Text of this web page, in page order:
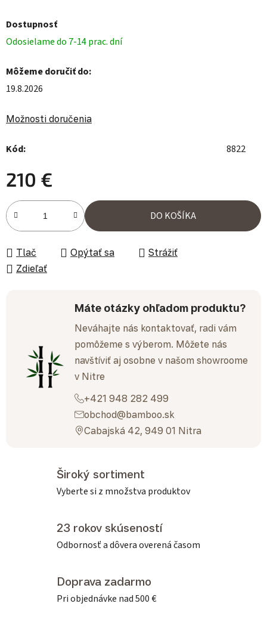
Dostupnosť
Odosielame do 7-14 prac. dní
Môžeme doručiť do:
19.8.2026
Možnosti doručenia
Kód: 8822
210 €
Jednotková cena:
DO KOŠÍKA
Tlač Opýtať sa
Strážiť
Zdieľať
Máte otázky ohľadom produktu?
Neváhajte nás kontaktovať, radi vám
pomôžeme s výberom. Môžete nás
navštíviť aj osobne v našom showroome
v Nitre
+421 948 282 499
obchod@bamboo.sk
Cabajská 42, 949 01 Nitra
Široký sortiment
Vyberte si z množstva produktov
23 rokov skúseností
Odbornosť a dôvera overená časom
Doprava zadarmo
Pri objednávke nad 500 €